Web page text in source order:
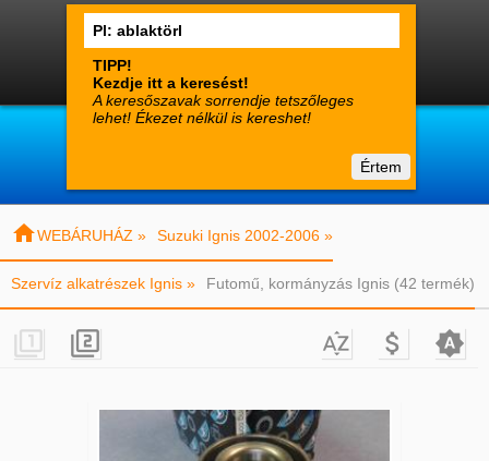
 suzuki-alkatreszek.hu
Kapcsolat
Értem
Termékek 
WEBÁRUHÁZ » Suzuki Ignis 2002-2006 »
Szervíz alkatrészek Ignis » Futomű, kormányzás Ignis (42 termék)
    